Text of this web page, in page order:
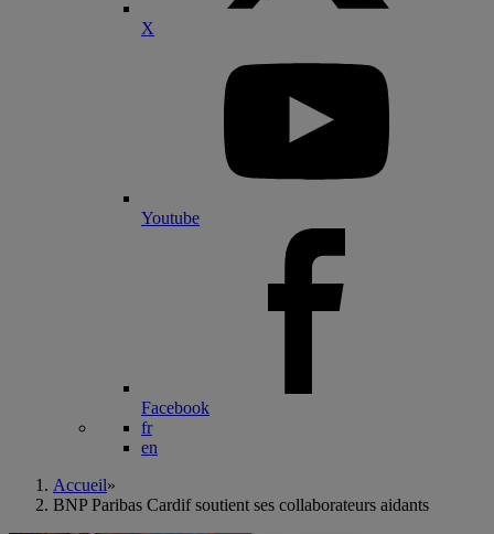
X
Youtube
Facebook
fr
en
Accueil»
BNP Paribas Cardif soutient ses collaborateurs aidants